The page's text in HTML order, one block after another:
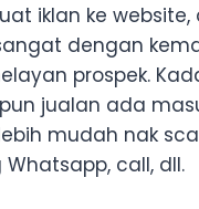
iklan ke
dengan
prospek.
jualan ada
mudah nak
call, dll.